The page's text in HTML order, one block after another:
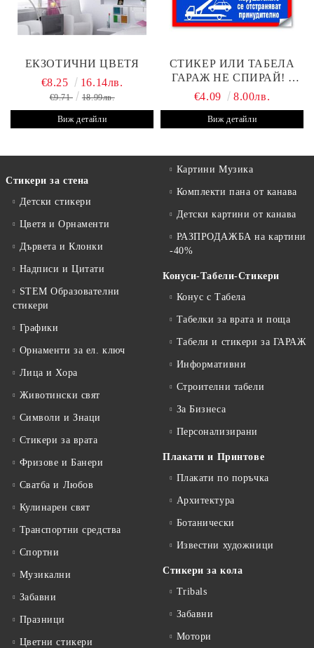
ЕКЗОТИЧНИ ЦВЕТЯ
€8.25 16.14лв.
€9.71 18.99лв.
Виж детайли
СТИКЕР ИЛИ ТАБЕЛА
ГАРАЖ НЕ СПИРАЙ! -
30Х19 СМ
€4.09 8.00лв.
Виж детайли
Стикери за стена
Детски стикери
Цветя и Орнаменти
Дървета и Клонки
Надписи и Цитати
STEM Образователни
стикери
Графики
Орнаменти за ел. ключ
Лица и Хора
Животински свят
Символи и Знаци
Стикери за врата
Фризове и Банери
Сватба и Любов
Кулинарен свят
Транспортни средства
Спортни
Музикални
Забавни
Празници
Цветни стикери
Картини Музика
Комплекти пана от канава
Детски картини от канава
РАЗПРОДАЖБА на картини
-40%
Конуси-Табели-Стикери
Конус с Табела
Табелки за врата и поща
Табели и стикери за ГАРАЖ
Информативни
Строителни табели
За Бизнеса
Персонализирани
Плакати и Принтове
Плакати по поръчка
Архитектура
Ботанически
Известни художници
Стикери за кола
Tribals
Забавни
Мотори